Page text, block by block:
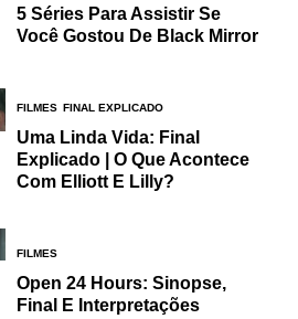
5 Séries Para Assistir Se
Você Gostou De Black Mirror
FILMES FINAL EXPLICADO
Uma Linda Vida: Final
Explicado | O Que Acontece
Com Elliott E Lilly?
FILMES
Open 24 Hours: Sinopse,
Final E Interpretações